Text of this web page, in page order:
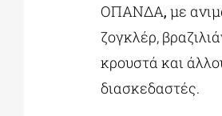
ΟΠΑΝΔΑ, με
ζογκλέρ,
κρουστά και
διασκεδαστές.